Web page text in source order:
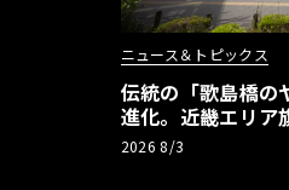
ニュース＆トピックス
伝統の「歌島橋の
進化。近畿エリア
ーアル
2026 8/3